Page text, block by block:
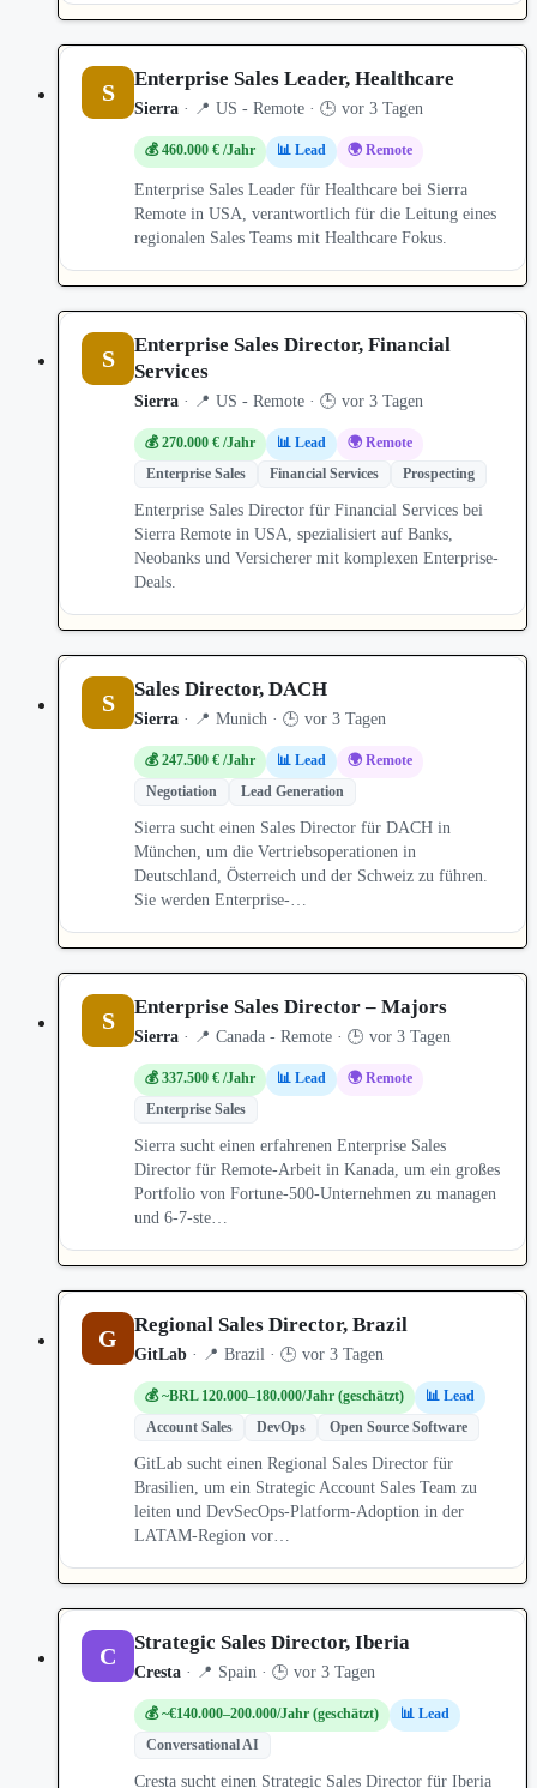
S Enterprise Sales Leader, Healthcare
Sierra · 📍 US - Remote · 🕒 vor 3 Tagen
💰 460.000 € /Jahr 📊 Lead 🌍 Remote
Enterprise Sales Leader für Healthcare bei Sierra
Remote in USA, verantwortlich für die Leitung eines
regionalen Sales Teams mit Healthcare Fokus.
S
Enterprise Sales Director, Financial
Services
Sierra · 📍 US - Remote · 🕒 vor 3 Tagen
💰 270.000 € /Jahr 📊 Lead
🌍 Remote
Enterprise Sales
Financial Services Prospecting
Enterprise Sales Director für Financial Services bei
Sierra Remote in USA, spezialisiert auf Banks,
Neobanks und Versicherer mit komplexen Enterprise-
Deals.
S Sales Director, DACH
Sierra · 📍 Munich · 🕒 vor 3 Tagen
💰 247.500 € /Jahr 📊 Lead
🌍 Remote
Negotiation
Lead Generation
Sierra sucht einen Sales Director für DACH in
München, um die Vertriebsoperationen in
Deutschland, Österreich und der Schweiz zu führen.
Sie werden Enterprise-…
S Enterprise Sales Director – Majors
Sierra · 📍 Canada - Remote · 🕒 vor 3 Tagen
💰 337.500 € /Jahr 📊 Lead
🌍 Remote
Enterprise Sales
Sierra sucht einen erfahrenen Enterprise Sales
Director für Remote-Arbeit in Kanada, um ein großes
Portfolio von Fortune-500-Unternehmen zu managen
und 6-7-ste…
G Regional Sales Director, Brazil
GitLab · 📍 Brazil · 🕒 vor 3 Tagen
💰 ~BRL 120.000–180.000/Jahr (geschätzt)
📊 Lead
Account Sales
DevOps Open Source Software
GitLab sucht einen Regional Sales Director für
Brasilien, um ein Strategic Account Sales Team zu
leiten und DevSecOps-Platform-Adoption in der
LATAM-Region vor…
C Strategic Sales Director, Iberia
Cresta · 📍 Spain · 🕒 vor 3 Tagen
💰 ~€140.000–200.000/Jahr (geschätzt)
📊 Lead
Conversational AI
Cresta sucht einen Strategic Sales Director für Iberia